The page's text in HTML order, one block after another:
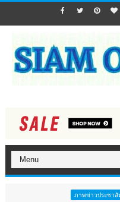
ภาพข่าวประชาสัมพันธ์ ท